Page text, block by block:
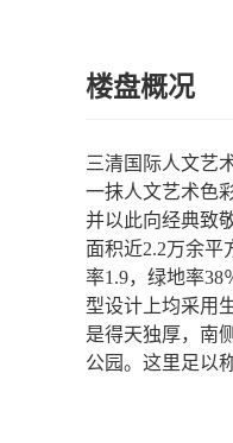
楼盘概况
三清国际人文艺
一抹人文艺术色
并以此向经典致
面积近2.2万余平
率1.9，绿地率
型设计上均采用
是得天独厚，南
公园。这里足以